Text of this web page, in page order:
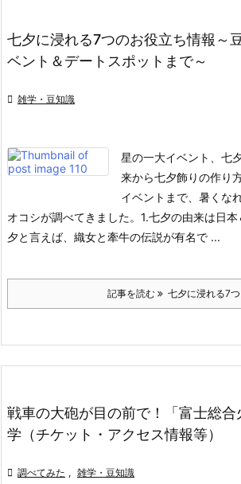
七夕に浸れる7つのお役立ち情報～
ベント＆デートスポットまで～
 雑学・豆知識
星の一大イベント、七
来から七夕飾りの作り
イベントまで、暑くな
オコシが調べてきました。 1.七夕の由来は日
夕と言えば、織女と牽牛の伝説が有名で ...
記事を読む 七夕に浸れる7つ
戦車の大砲が目の前で！「富士総合
学（チケット・アクセス情報等）
 調べてみた , 雑学・豆知識